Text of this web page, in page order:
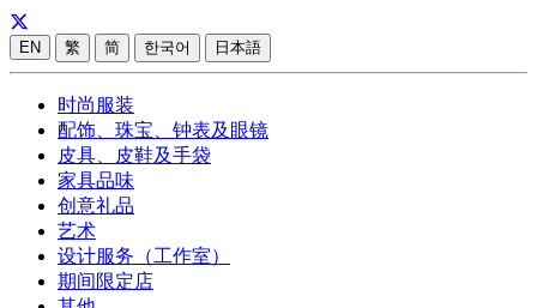
EN 繁 简 한국어 日本語
时尚服装
配饰、珠宝、钟表及眼镜
皮具、皮鞋及手袋
家具品味
创意礼品
艺术
设计服务（工作室）
期间限定店